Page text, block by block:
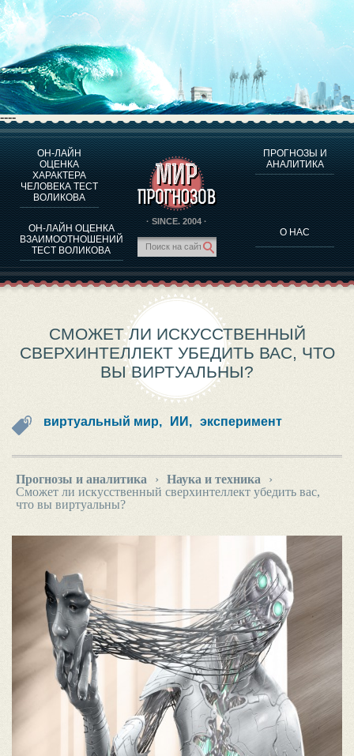
----
ОН-ЛАЙН
ОЦЕНКА
ХАРАКТЕРА
ЧЕЛОВЕКА ТЕСТ
ВОЛИКОВА
ОН-ЛАЙН ОЦЕНКА
ВЗАИМООТНОШЕНИЙ
ТЕСТ ВОЛИКОВА
· SINCE. 2004 ·
ПРОГНОЗЫ И
АНАЛИТИКА
О НАС
О ПРОГРАММЕ
ОЦЕНКА ХАРАКТЕРA ЧЕЛОВЕКА
ОЦЕНКА ХАРАКТЕРА ВЫДАЮЩИХСЯ ЛИЧНОСТЕЙ
О ПРОГРАММЕ
ТЕСТ НА СОВМЕСТИМОСТЬ ВОЛИКОВА
ПРОГНОЗЫ И АНАЛИТИКА
СМОЖЕТ ЛИ ИСКУССТВЕННЫЙ
СВЕРХИНТЕЛЛЕКТ УБЕДИТЬ ВАС, ЧТО
ВЫ ВИРТУАЛЬНЫ?
виртуальный мир, ИИ, эксперимент
Прогнозы и аналитика › Наука и техника
›
Сможет ли искусственный сверхинтеллект убедить вас,
что вы виртуальны?